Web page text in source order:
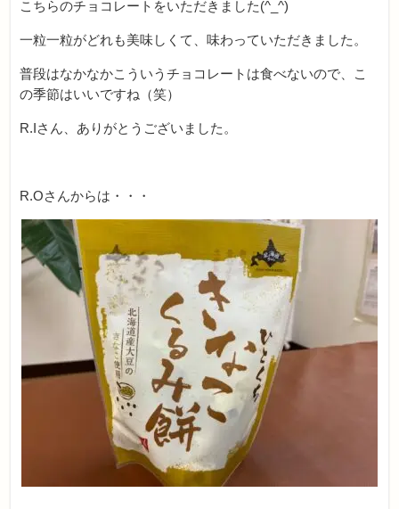
こちらのチョコレートをいただきました(^_^)
一粒一粒がどれも美味しくて、味わっていただきました。
普段はなかなかこういうチョコレートは食べないので、こ
の季節はいいですね（笑）
R.Iさん、ありがとうございました。
R.Oさんからは・・・